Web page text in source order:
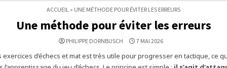
ACCUEIL » UNE MÉTHODE POUR ÉVITER LES ERREURS
Une méthode pour éviter les erreurs
PHILIPPE DORNBUSCH 7 MAI 2026
d’échecs et mat est très utile pour progresser en tactique, ce